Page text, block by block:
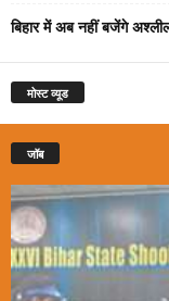
बिहार में अब नहीं बजेंगे
मोस्ट व्यूड
जॉब